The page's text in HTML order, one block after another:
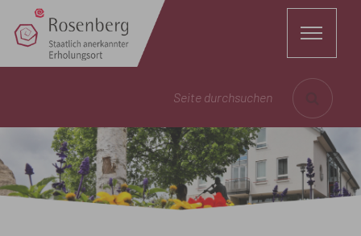
Seite durchsuchen